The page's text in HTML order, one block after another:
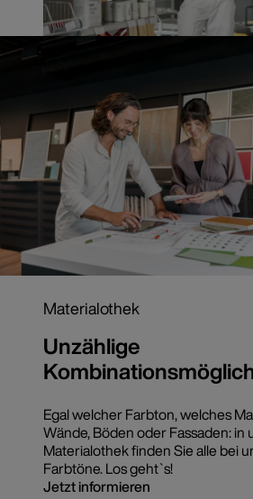
Materialothek
Unzählige
Egal welcher Farbton, welches
Wände, Böden oder Fassaden: in
Materialothek finden Sie alle bei
Farbtöne. Los geht`s!
Jetzt informieren